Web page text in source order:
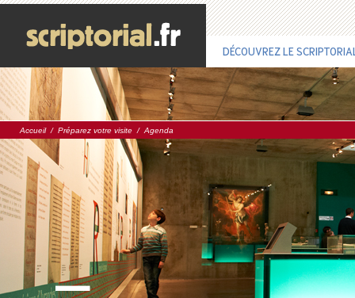
DÉCOUVREZ LE
Accueil/ Préparez votre visite / Agenda